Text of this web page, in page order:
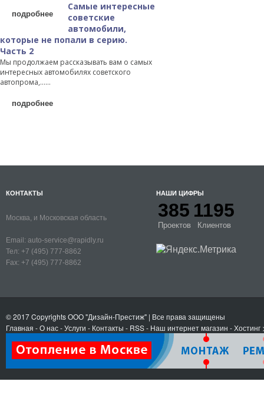
подробнее
Самые интересные
советские
автомобили,
которые не попали в серию.
Часть 2
Мы продолжаем рассказывать вам о самых
интересных автомобилях советского
автопрома,…...
подробнее
КОНТАКТЫ
Москва, и Московская область
Email: auto-service@rapidly.ru
Тел: +7 (495) 777-8862
Fax: +7 (495) 777-8862
НАШИ ЦИФРЫ
385
Проектов
1195
Клиентов
© 2017 CopyrightsООО "Дизайн-Престиж" | Все права защищены
Главная -О нас-Услуги - Контакты - RSS- Наш интернет магазин -Хостинг